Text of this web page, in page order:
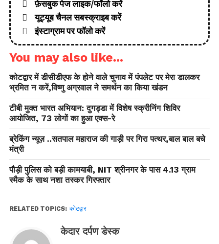
फ़ेसबुक पेज लाइक/फॉलो करें
यूट्यूब चैनल सबस्क्राइब करें
इंस्टाग्राम पर फॉलो करें
You may also like...
कोटद्वार में डीसीडीएफ के होने वाले चुनाव में पंपलेट पर मेरा डालकर
भ्रमित न करें,विष्णु अग्रवाल ने समर्थन का किया खंडन
टीबी मुक्त भारत अभियान: दुगड्डा में विशेष स्क्रीनिंग शिविर
आयोजित, 73 लोगों का हुआ एक्स-रे
ब्रेकिंग न्यूज़ ..सतपाल महाराज की गाड़ी पर गिरा पत्थर,बाल बाल बचे
मंत्री
पौड़ी पुलिस को बड़ी कामयाबी, NIT श्रीनगर के पास 4.13 ग्राम
स्मैक के साथ नशा तस्कर गिरफ्तार
RELATED TOPICS: कोटद्वार
केदार दर्पण डेस्क